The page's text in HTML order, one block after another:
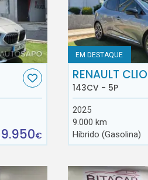
€
EM DESTAQUE
RENAULT CLIO
143CV - 5P
2025
9.000 km
Híbrido (Gasolina)